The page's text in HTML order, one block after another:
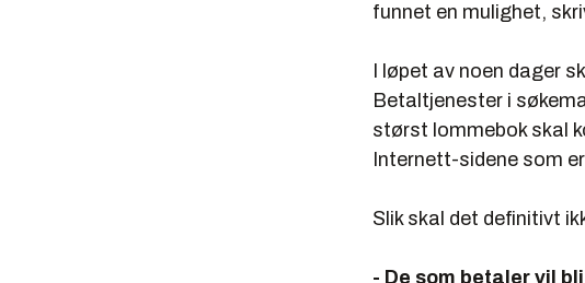
funnet en mulighet,
I løpet av noen dager
Betaltjenester i
størst lommebok skal
Internett-sidene som
Slik skal det definitivt
- De som betaler vil